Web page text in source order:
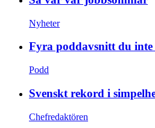
Nyheter
Fyra poddavsnitt du inte
Podd
Svenskt rekord i
Chefredaktören